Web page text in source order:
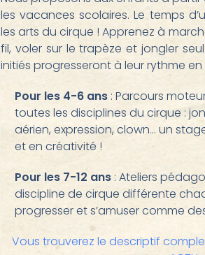
les vacances scolaires. Le temps
les arts du cirque ! Apprenez à
fil, voler sur le trapèze et jongler
initiés progresseront à leur rythme en
Pour les 4-6 ans : Parcours
toutes les disciplines du cirque :
aérien, expression, clown… un
et en créativité !
Pour les 7-12 ans : Ateliers
discipline de cirque différente
progresser et s’amuser comme
Vous trouverez le descriptif